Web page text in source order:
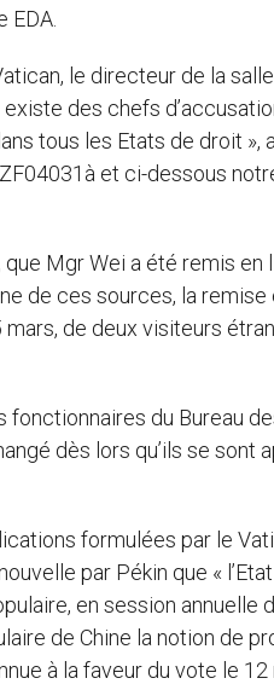
EDA.
le directeur de la
des chefs
tous les Etats de droit »,
et ci-dessous
Mgr Wei a été remis en
de ces sources, la
mars, de deux visiteurs
fonctionnaires du Bureau
dès lors qu’ils se sont
formulées par le
par Pékin que «
en session annuelle
de Chine la notion de
à la faveur du vote le 12